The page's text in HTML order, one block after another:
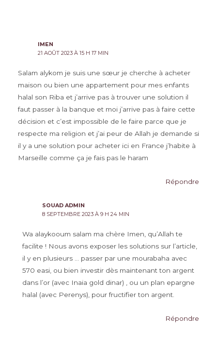
IMEN
21 AOÛT 2023 À 15 H 17 MIN
Salam alykom je suis une sœur je cherche à acheter
maison ou bien une appartement pour mes enfants
halal son Riba et j’arrive pas à trouver une solution il
faut passer à la banque et moi j’arrive pas à faire cette
décision et c’est impossible de le faire parce que je
respecte ma religion et j’ai peur de Allah je demande si
il y a une solution pour acheter ici en France j’habite à
Marseille comme ça je fais pas le haram
Répondre
SOUAD ADMIN
8 SEPTEMBRE 2023 À 9 H 24 MIN
Wa alaykooum salam ma chère Imen, qu’Allah te
facilite ! Nous avons exposer les solutions sur l’article,
il y en plusieurs … passer par une mourabaha avec
570 easi, ou bien investir dès maintenant ton argent
dans l’or (avec Inaia gold dinar) , ou un plan epargne
halal (avec Perenys), pour fructifier ton argent.
Répondre